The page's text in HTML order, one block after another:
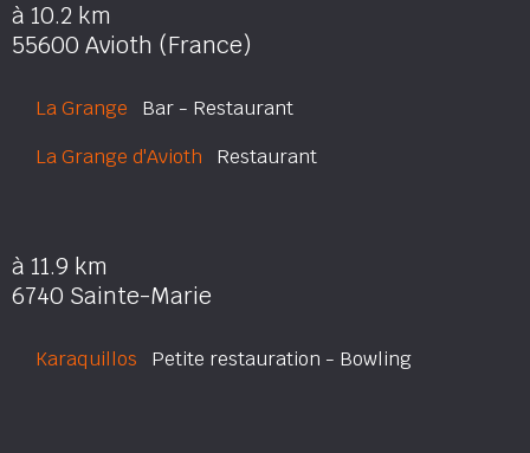
à 10.2 km
55600 Avioth (France)
La Grange Bar - Restaurant
La Grange d'Avioth Restaurant
à 11.9 km
6740 Sainte-Marie
Karaquillos Petite restauration - Bowling